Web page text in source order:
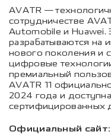
AVATR —
сотрудничестве
Automobile и Huawei.
разрабатываются на
нового поколения и
цифровые
премиальный
AVATR 11
2024 года и
сертифицированных
Официальный